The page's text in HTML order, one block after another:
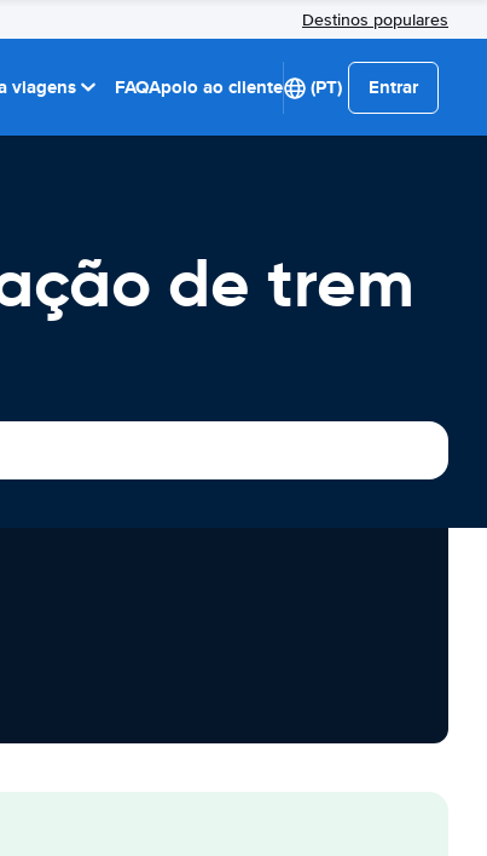
Destinos populares
viagens FAQApoio ao cliente (PT) Entrar
de trem